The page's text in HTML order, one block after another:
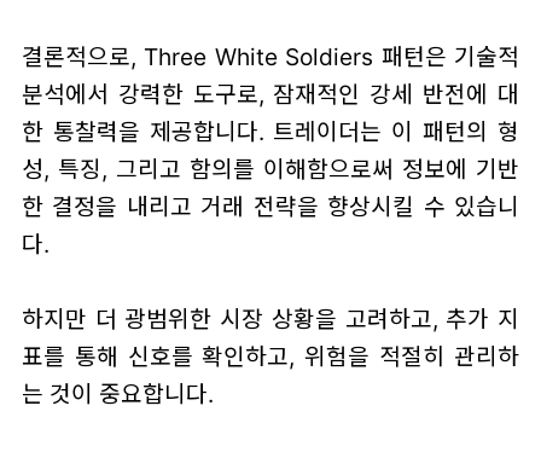
결론적으로, Three White Soldiers 패턴은 기술적
분석에서 강력한 도구로, 잠재적인 강세 반전에 대
한 통찰력을 제공합니다. 트레이더는 이 패턴의 형
성, 특징, 그리고 함의를 이해함으로써 정보에 기반
한 결정을 내리고 거래 전략을 향상시킬 수 있습니
다.
하지만 더 광범위한 시장 상황을 고려하고, 추가 지
표를 통해 신호를 확인하고, 위험을 적절히 관리하
는 것이 중요합니다.